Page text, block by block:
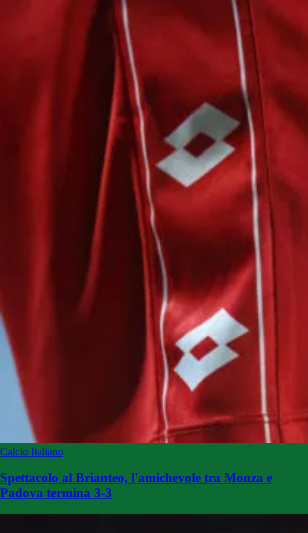
Calcio Italiano
Spettacolo al Brianteo, l'amichevole tra Monza e
Padova termina 3-3